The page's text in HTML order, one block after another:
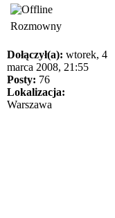
Rozmowny
Dołączył(a): wtorek, 4
marca 2008, 21:55
Posty: 76
Lokalizacja:
Warszawa